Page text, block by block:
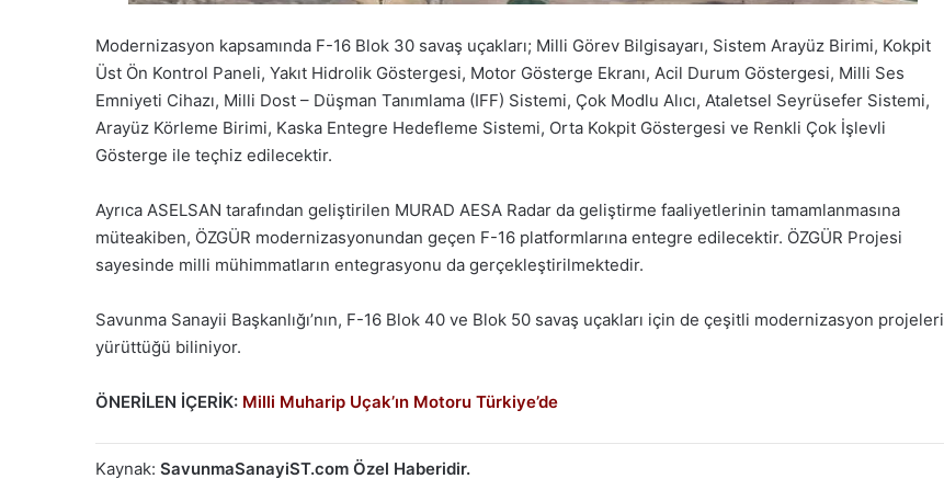
Modernizasyon kapsamında F-16 Blok 30 savaş uçakları; Milli Görev Bilgisayarı, Sistem Arayüz Birimi, Kokpit
Üst Ön Kontrol Paneli, Yakıt Hidrolik Göstergesi, Motor Gösterge Ekranı, Acil Durum Göstergesi, Milli Ses
Emniyeti Cihazı, Milli Dost – Düşman Tanımlama (IFF) Sistemi, Çok Modlu Alıcı, Ataletsel Seyrüsefer Sistemi,
Arayüz Körleme Birimi, Kaska Entegre Hedefleme Sistemi, Orta Kokpit Göstergesi ve Renkli Çok İşlevli
Gösterge ile teçhiz edilecektir.
Ayrıca ASELSAN tarafından geliştirilen MURAD AESA Radar da geliştirme faaliyetlerinin tamamlanmasına
müteakiben, ÖZGÜR modernizasyonundan geçen F-16 platformlarına entegre edilecektir. ÖZGÜR Projesi
sayesinde milli mühimmatların entegrasyonu da gerçekleştirilmektedir.
Savunma Sanayii Başkanlığı’nın, F-16 Blok 40 ve Blok 50 savaş uçakları için de çeşitli modernizasyon projeleri
yürüttüğü biliniyor.
ÖNERİLEN İÇERİK: Milli Muharip Uçak’ın Motoru Türkiye’de
Kaynak: SavunmaSanayiST.com Özel Haberidir.